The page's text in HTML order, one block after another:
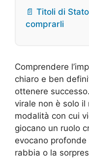
📄 Titoli di
comprarli
Comprendere
chiaro e ben
ottenere
virale non è solo il
modalità con cui
giocano un ruolo
evocano
rabbia o la